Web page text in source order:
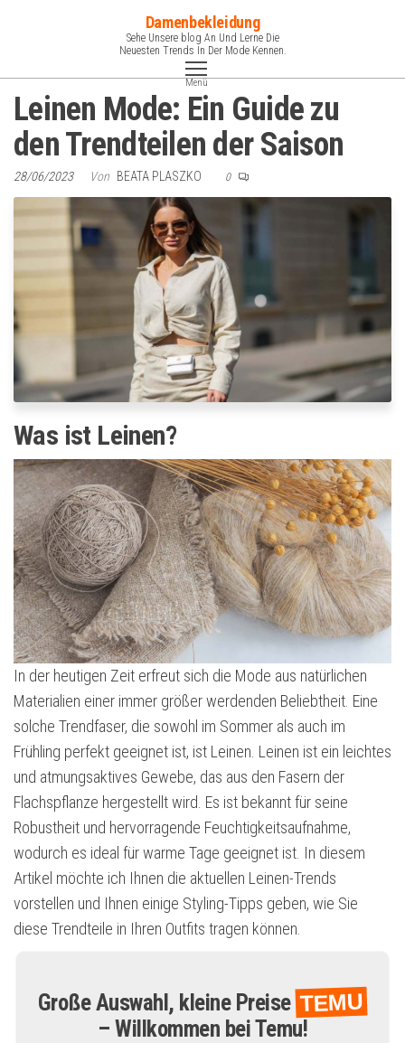
Damenbekleidung
Sehe Unsere blog An Und Lerne Die
Neuesten Trends In Der Mode Kennen.
Menü
Leinen Mode: Ein Guide zu
den Trendteilen der Saison
28/06/2023 Von BEATA PLASZKO 0
Was ist Leinen?
In der heutigen Zeit erfreut sich die Mode aus natürlichen
Materialien einer immer größer werdenden Beliebtheit. Eine
solche Trendfaser, die sowohl im Sommer als auch im
Frühling perfekt geeignet ist, ist Leinen. Leinen ist ein leichtes
und atmungsaktives Gewebe, das aus den Fasern der
Flachspflanze hergestellt wird. Es ist bekannt für seine
Robustheit und hervorragende Feuchtigkeitsaufnahme,
wodurch es ideal für warme Tage geeignet ist. In diesem
Artikel möchte ich Ihnen die aktuellen Leinen-Trends
vorstellen und Ihnen einige Styling-Tipps geben, wie Sie
diese Trendteile in Ihren Outfits tragen können.
Große Auswahl, kleine PreiseTEMU
– Willkommen bei Temu!